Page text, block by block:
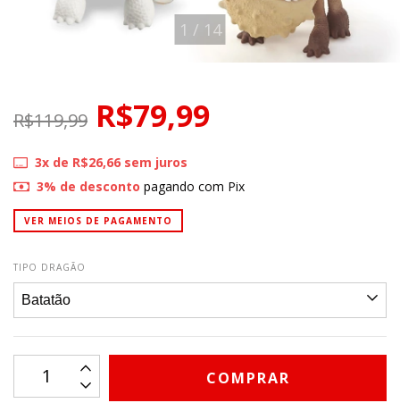
1 / 14
R$119,99 R$79,99
3x de R$26,66sem juros
3% de desconto pagando com Pix
VER MEIOS DE PAGAMENTO
TIPO DRAGÃO